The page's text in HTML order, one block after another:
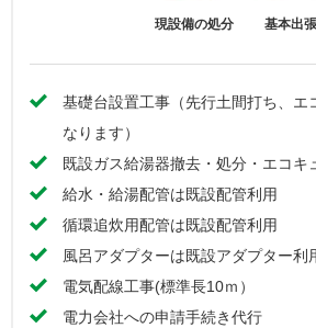
現設備の処分 基本出
基礎台設置工事（先行土間打ち、エ
なります）
既設ガス給湯器撤去・処分・エコキ
給水・給湯配管は既設配管利用
循環追炊用配管は既設配管利用
風呂アダプターは既設アダプター利
電気配線工事(標準長10ｍ）
電力会社への申請手続き代行